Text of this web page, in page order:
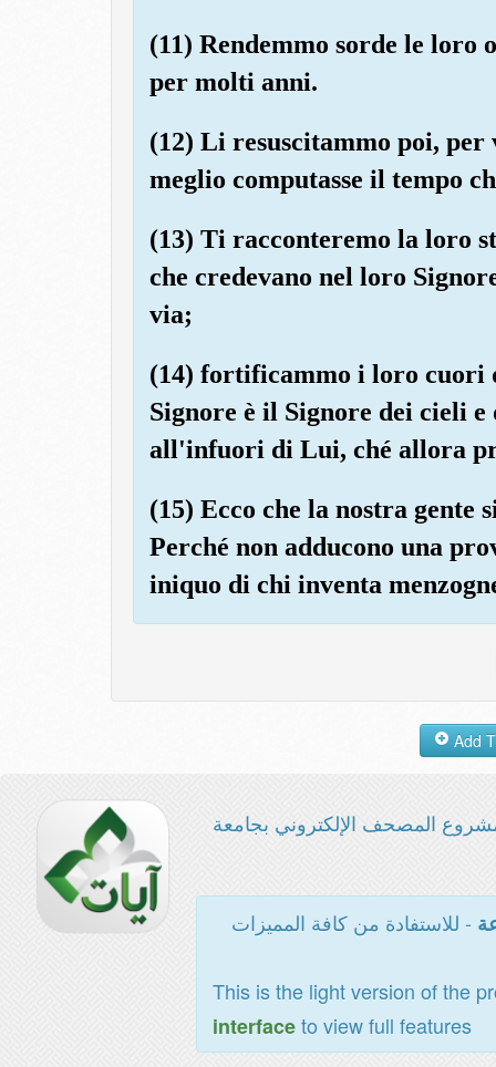
(11) Rendemmo sorde le
per molti anni.
(12) Li resuscitammo poi, per
meglio computasse il tempo
(13) Ti racconteremo la loro
che credevano nel loro
via;
(14) fortificammo i loro cuori
Signore è il Signore dei cieli
all'infuori di Lui, ché allora
(15) Ecco che la nostra
Perché non adducono una
iniquo di chi inventa
المصحف الإلكتروني بجامعة
- للاستفادة من كافة المميزات
This is the light version of the
interfaceto view full features